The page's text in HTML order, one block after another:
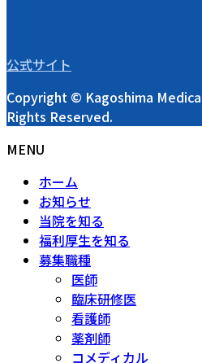
公式サイト
Copyright © Kagoshima
Rights Reserved.
MENU
ホーム
お知らせ
当院を知る
福利厚生を知る
募集職種
医師
臨床研修医
看護師
薬剤師
コメディカル